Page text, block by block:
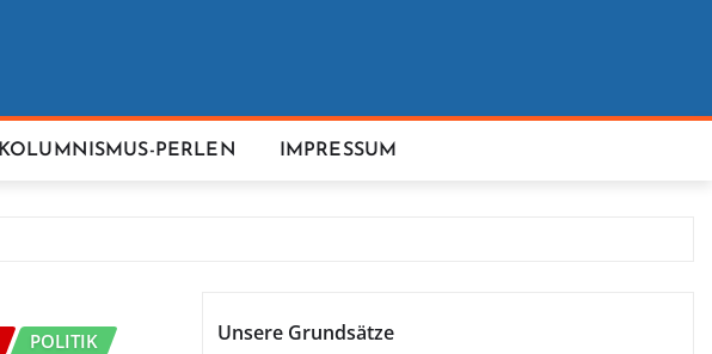
KOLUMNISMUS-PERLEN IMPRESSUM
POLITIK
Unsere Grundsätze